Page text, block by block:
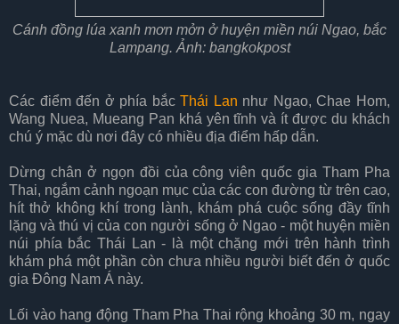
Cánh đồng lúa xanh mơn mởn ở huyện miền núi Ngao, bắc
Lampang. Ảnh: bangkokpost
Các điểm đến ở phía bắcThái Lan như Ngao, Chae Hom,
Wang Nuea, Mueang Pan khá yên tĩnh và ít được du khách
chú ý mặc dù nơi đây có nhiều địa điểm hấp dẫn.
Dừng chân ở ngọn đồi của công viên quốc gia Tham Pha
Thai, ngắm cảnh ngoạn mục của các con đường từ trên cao,
hít thở không khí trong lành, khám phá cuộc sống đầy tĩnh
lặng và thú vị của con người sống ở Ngao - một huyện miền
núi phía bắc Thái Lan - là một chặng mới trên hành trình
khám phá một phần còn chưa nhiều người biết đến ở quốc
gia Đông Nam Á này.
Lối vào hang động Tham Pha Thai rộng khoảng 30 m, ngay